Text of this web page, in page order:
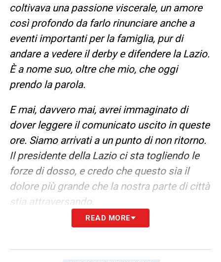
coltivava una passione viscerale, un amore
così profondo da farlo rinunciare anche a
eventi importanti per la famiglia, pur di
andare a vedere il derby e difendere la Lazio.
È a nome suo, oltre che mio, che oggi
prendo la parola.
E mai, davvero mai, avrei immaginato di
dover leggere il comunicato uscito in queste
ore. Siamo arrivati a un punto di non ritorno.
Il presidente della Lazio ci sta togliendo le
forze di dosso, e credo che questo sia il
dolore più grande che la nostra parte di città
stia attraversando.
Un dolore che, alla lunga, rischia di
READ MORE